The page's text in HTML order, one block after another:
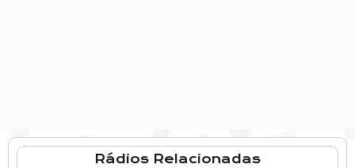
Rádios Relacionadas